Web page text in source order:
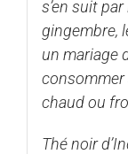
s’en suit
gingembre,
un mariage
consommer
chaud ou
Thé noir